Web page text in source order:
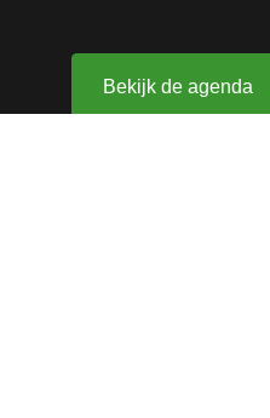
Bekijk de agenda